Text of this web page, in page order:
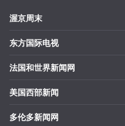
渥京周末
东方国际电视
法国和世界新闻网
美国西部新闻
多伦多新闻网